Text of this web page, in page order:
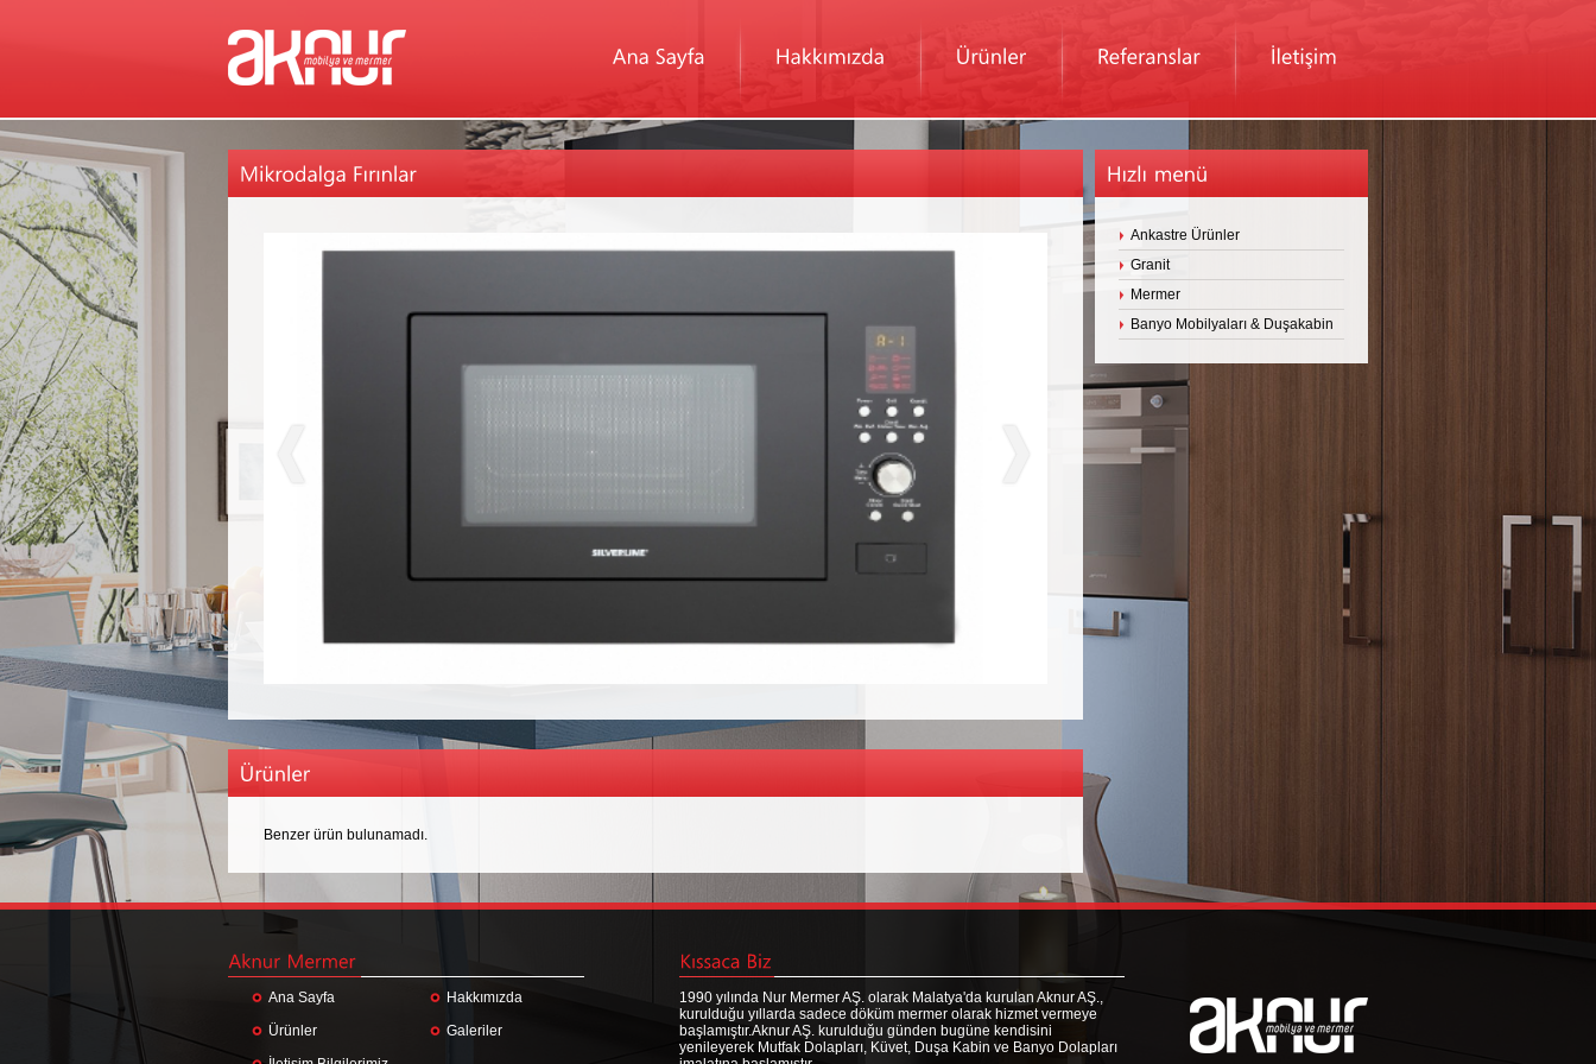
Benzer ürün bulunamadı.
Ankastre Ürünler
Granit
Mermer
Banyo Mobilyaları & Duşakabin
Ana Sayfa
Hakkımızda
Ürünler
Galeriler
1990 yılında Nur Mermer AŞ. olarak Malatya'da kurulan Aknur AŞ.,
kurulduğu yıllarda sadece döküm mermer olarak hizmet vermeye
başlamıştır.Aknur AŞ. kurulduğu günden bugüne kendisini
yenileyerek Mutfak Dolapları, Küvet, Duşa Kabin ve Banyo Dolapları